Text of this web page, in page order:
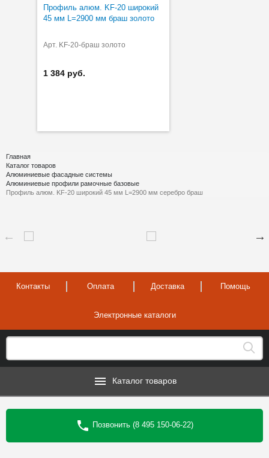
Профиль алюм. KF-20 широкий
45 мм L=2900 мм браш золото
Арт. KF-20-браш золото
1 384 руб.
Главная
Каталог товаров
Алюминиевые фасадные системы
Алюминиевые профили рамочные базовые
Профиль алюм. KF-20 широкий 45 мм L=2900 мм серебро браш
Контакты Оплата Доставка Помощь
Электронные каталоги
Каталог товаров
Позвонить (8 495 150-06-22)